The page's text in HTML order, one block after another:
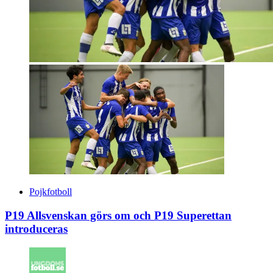
Pojkfotboll
P19 Allsvenskan görs om och P19 Superettan
introduceras